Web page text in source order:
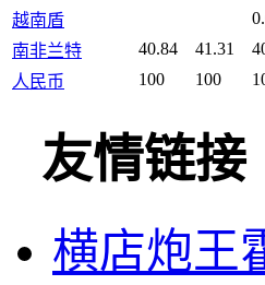
越南盾
南非兰特
40.84 41.31
人民币
100 100
友情链接
横店炮王